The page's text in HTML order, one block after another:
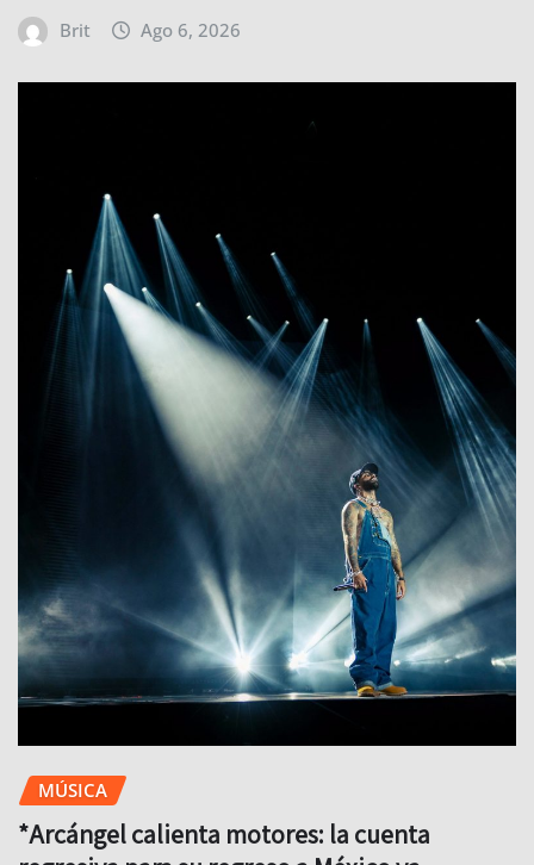
Brit Ago 6, 2026
MÚSICA
*Arcángel calienta motores: la cuenta